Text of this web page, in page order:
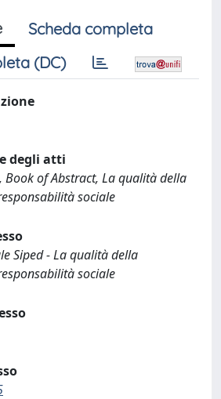
Scheda completa
(DC)
degli atti
Book of Abstract, La qualità della
sociale
Siped - La qualità della
sociale